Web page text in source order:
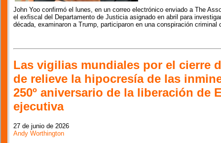
John Yoo confirmó el lunes, en un correo electrónico enviado a The
el exfiscal del Departamento de Justicia asignado en abril para
década, examinaron a Trump, participaron en una conspiración criminal
Las vigilias mundiales por el cierre
de relieve la hipocresía de las
250º aniversario de la liberación de
ejecutiva
27 de junio de 2026
Andy Worthington